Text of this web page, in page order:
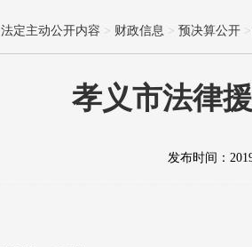
法定主动公开内容 > 财政信息 > 预决算公开 >
孝义市法律
发布时间：